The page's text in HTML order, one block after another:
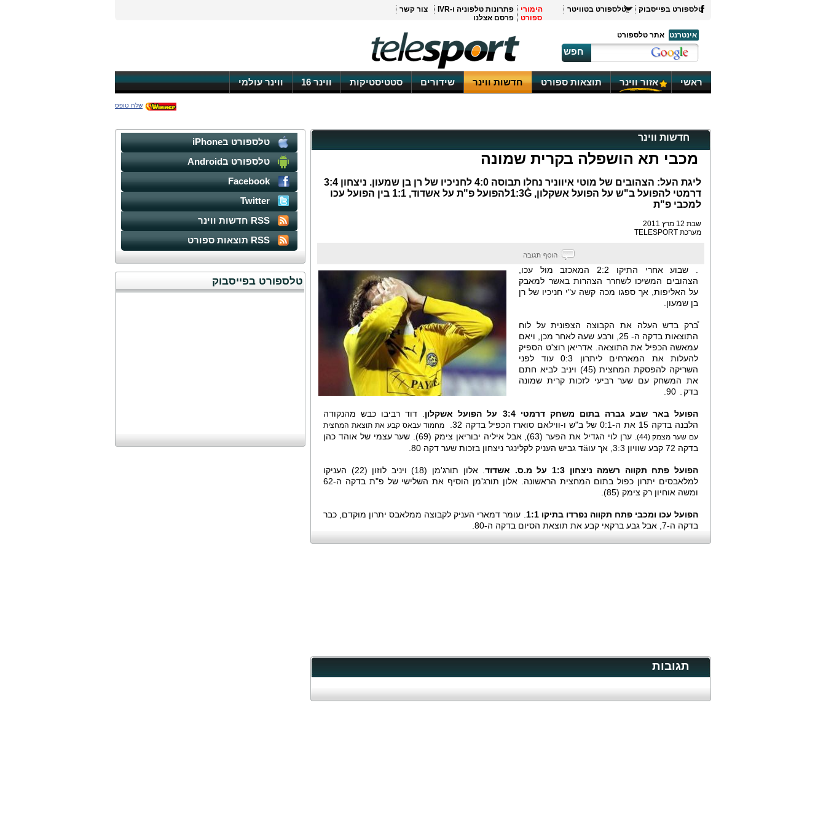
טלספורט בפייסבוק טלספורט בטוויטר
הימורי
ספורט
פתרונות טלפוניה ו-IVR
צור קשר
פרסם אצלנו
אינטרנט
אתר טלספורט
חפש
ראשי אזור ווינר תוצאות ספורט חדשות ווינר שידורים סטטיסטיקות ווינר 16 ווינר עולמי
שלח טופס
חדשות ווינר
מכבי תא הושפלה בקרית שמונה
ליגת העל: הצהובים של מוטי איווניר נחלו תבוסה 4:0 לחניכיו של רן בן שמעון. ניצחון 3:4
דרמטי להפועל ב"ש על הפועל אשקלון, 1:3Ġלהפועל פ"ת על אשדוד, 1:1 בין הפועל עכו
למכבי פ"ת
שבת 12 מרץ 2011
מערכת TELESPORT
. שבוע אחרי התיקו 2:2 המאכזב מול עכו,
הצהובים המשיכו לשחרר הצהרות באשר למאבק
על האליפות, אך ספגו מכה קשה ע"י חניכיו של רן
בן שמעון.
̊ברק בדש העלה את הקבוצה הצפונית על לוח
התוצאות בדקה ה- 25, ורבע שעה לאחר מכן, ויאם
עמאשה הכפיל את התוצאה. אדריאן רוצ'ט הספיק
להעלות את המארחים ליתרון 0:3 עוד לפני
השריקה להפסקת המחצית (45) ויניב לביא חתם
את המשחק עם שער רביעי לזכות קרית שמונה
בדק۔ 90.
הפועל באר שבע גברה בתום משחק דרמטי 3:4 על הפועל אשקלון
. דוד רביבו כבש מהנקודה
הלבנה בדקה 15 את ה-0:1 של ב"ש ו-ווילאם סוארז הכפיל בדקה 32.
מחמוד עבאס קבע את תוצאת המחצית
עם שער מצמק (44).
ערן לוי הגדיל את הפער (63), אבל איליה יבוריאן צימק (69). שער עצמי של אוהד כהן
בדקה 72 קבע שוויון 3:3, אך עוӓד גביש העניק לקלינגר ניצחון בזכות שער דקה 80.
הפועל פתח תקווה רשמה ניצחון 1:3 על מ.ס. אשדוד
. אלון תורג'מן (18) ויניב לוזון (22) העניקו
למלאבסים יתרון כפול בתום המחצית הראשונה. אלון תורג'מן הוסיף את השלישי של פ"ת בדקה ה-62
ומשה אוחיון רק צימק (85).
הפועל עכו ומכבי פתח תקווה נפרדו בתיקו 1:1
. עומר דמארי העניק לקבוצה ממלאבס יתרון מוקדם, כבר
בדקה ה-7, אבל גבע ברקאי קבע את תוצאת הסיום בדקה ה-80.
תגובות
טלספורט בiPhone
טלספורט בAndroid
Facebook
Twitter
RSS חדשות ווינר
RSS תוצאות ספורט
טלספורט בפייסבוק